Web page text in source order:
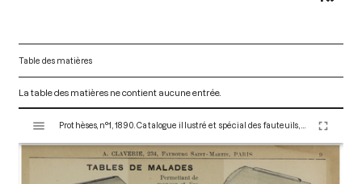
Table des matières
La table des matières ne contient aucune entrée.
s